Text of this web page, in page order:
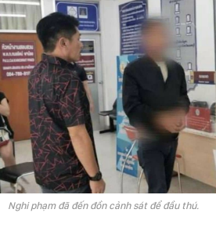
Nghi phạm đã đến đồn cảnh sát để đầu thú.